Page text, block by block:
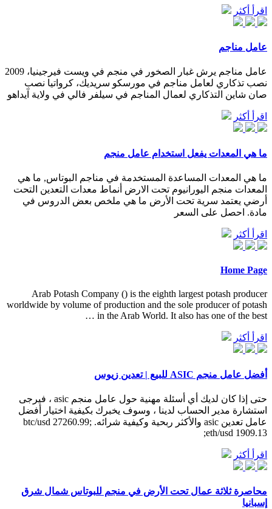
اقرأ أكثر
عامل مناجم
عامل مناجم يرش غبار الصخور في منجم في ويست فيرجينيا، 2009
نصب تذكاري لعامل مناجم في مورسكو سريديك، كرواتيا نصب
صان شاين التذكاري لعمال المناجم في سيلفر فالي في ولاية آيداهو
اقرأ أكثر
ما هي المعدات يفعل استخدام عامل منجم
ما هي المعدات المساعدة المستخدمة في مناجم البوتاس, ما هي
المعدات منجم اليورانيوم تحت الارض أنماط معدات التعدين التحت
أرضي يعتمد سرية تحت الأرض ما هي ملخص بعض الدروس في
مادة. احصل على السعر
اقرأ أكثر
Home Page
Arab Potash Company () is the eighth largest potash producer
worldwide by volume of production and the sole producer of potash
in the Arab World. It also has one of the best …
اقرأ أكثر
أفضل عامل منجم ASIC للبيع | تعدين زيوس
حتى إذا كان لديك أي أسئلة مهنية حول عامل منجم asic ، فيرجى
استشارة مدير الحساب لدينا ، وسوف يخبرك بكيفية اختيار أفضل
عامل تعدين asic والأكثر ربحية وكيفية شرائه. btc/usd 27260.99;
eth/usd 1909.13;
اقرأ أكثر
محاصرة ثلاثة عمال تحت الأرض في منجم للبوتاس شمال شرق
إسبانيا